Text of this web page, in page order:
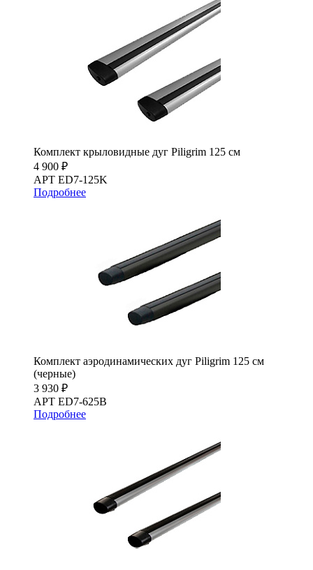
Комплект крыловидные дуг Piligrim 125 см
4 900 ₽
АРТ ED7-125K
Подробнее
Комплект аэродинамических дуг Piligrim 125 см
(черные)
3 930 ₽
АРТ ED7-625B
Подробнее